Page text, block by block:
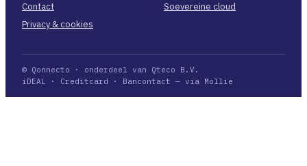
Contact
Privacy & cookies
Soevereine cloud
© Qonnecto · onderdeel van Qteco B.V.
iDEAL · Creditcard · Bancontact — via Mollie